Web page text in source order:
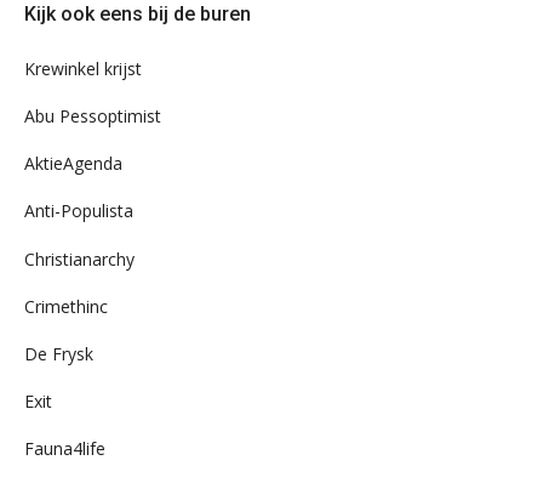
ons
Kijk ook eens bij de buren
Krewinkel krijst
Abu Pessoptimist
AktieAgenda
Anti-Populista
Christianarchy
Crimethinc
De Frysk
Exit
Fauna4life